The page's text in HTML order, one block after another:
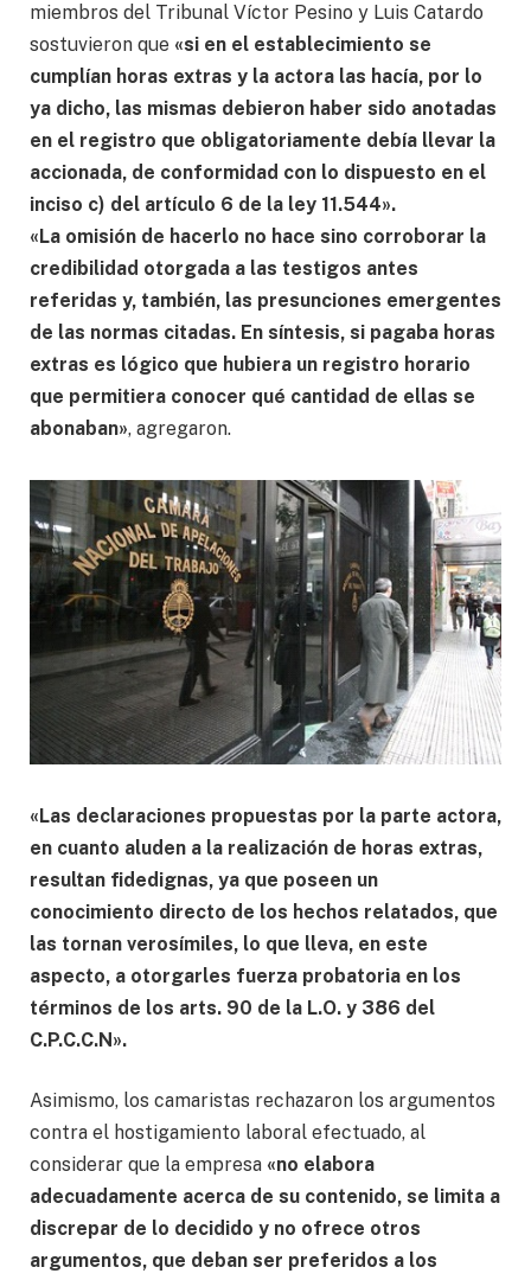
miembros del Tribunal Víctor Pesino y Luis Catardo
sostuvieron que «si en el establecimiento se
cumplían horas extras y la actora las hacía, por lo
ya dicho, las mismas debieron haber sido anotadas
en el registro que obligatoriamente debía llevar la
accionada, de conformidad con lo dispuesto en el
inciso c) del artículo 6 de la ley 11.544».
«La omisión de hacerlo no hace sino corroborar la
credibilidad otorgada a las testigos antes
referidas y, también, las presunciones emergentes
de las normas citadas. En síntesis, si pagaba horas
extras es lógico que hubiera un registro horario
que permitiera conocer qué cantidad de ellas se
abonaban», agregaron.
«Las declaraciones propuestas por la parte actora,
en cuanto aluden a la realización de horas extras,
resultan fidedignas, ya que poseen un
conocimiento directo de los hechos relatados, que
las tornan verosímiles, lo que lleva, en este
aspecto, a otorgarles fuerza probatoria en los
términos de los arts. 90 de la L.O. y 386 del
C.P.C.C.N».
Asimismo, los camaristas rechazaron los argumentos
contra el hostigamiento laboral efectuado, al
considerar que la empresa «no elabora
adecuadamente acerca de su contenido, se limita a
discrepar de lo decidido y no ofrece otros
argumentos, que deban ser preferidos a los